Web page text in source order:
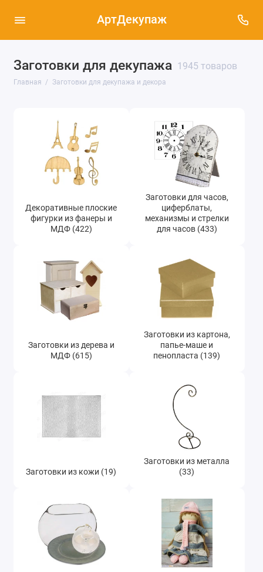
АртДекупаж
Заготовки для декупажа 1945 товаров
Главная Заготовки для декупажа и декора
Декоративные плоские фигурки из фанеры и
МДФ (422)
Заготовки из дерева и МДФ (615)
Заготовки из картона, папье-маше и
пенопласта (139)
Заготовки из металла (33)
Изготовление игрушек (23)
Фурнитура для шкатулок (120)
Декоративные рамочки паспарту (21)
Заготовки из лозы, прутьев и соломы (48)
Заготовки из фетра, шерсти и ткани (23)
Декоративные плоские
фигурки из фанеры и
МДФ (422)
Заготовки для часов,
циферблаты,
механизмы и стрелки
для часов (433)
Заготовки из дерева и
МДФ (615)
Заготовки из картона,
папье-маше и
пенопласта (139)
Заготовки из кожи (19)
Заготовки из металла
(33)